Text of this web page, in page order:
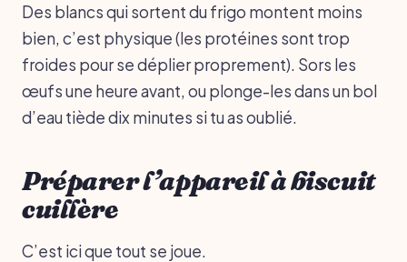
Des blancs qui sortent du frigo montent moins
bien, c’est physique (les protéines sont trop
froides pour se déplier proprement). Sors les
œufs une heure avant, ou plonge-les dans un bol
d’eau tiède dix minutes si tu as oublié.
Préparer l’appareil à biscuit
cuillère
C’est ici que tout se joue.